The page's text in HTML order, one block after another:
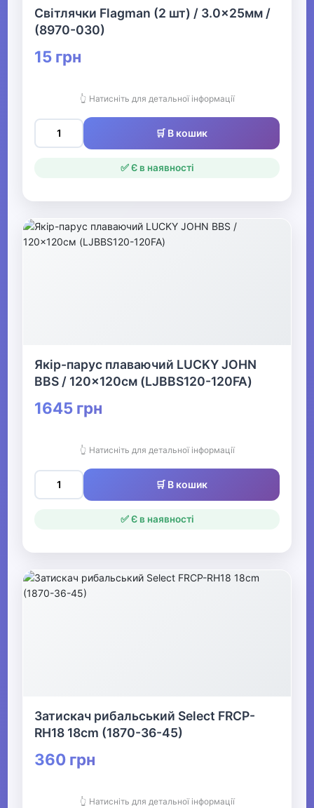
Світлячки Flagman (2 шт) / 3.0x25мм /
(8970-030)
15 грн
👆 Натисніть для детальної інформації
🛒 В кошик
✅ Є в наявності
Якір-парус плаваючий LUCKY JOHN
BBS / 120x120см (LJBBS120-120FA)
1645 грн
👆 Натисніть для детальної інформації
🛒 В кошик
✅ Є в наявності
Затискач рибальський Select FRCP-
RH18 18cm (1870-36-45)
360 грн
👆 Натисніть для детальної інформації